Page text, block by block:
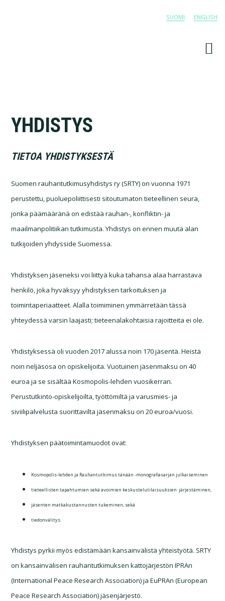
SUOMI ENGLISH
YHDISTYS
TIETOA YHDISTYKSESTÄ
Suomen rauhantutkimusyhdistys ry (SRTY) on vuonna 1971
perustettu, puoluepoliittisesti sitoutumaton tieteellinen seura,
jonka päämääränä on edistää rauhan-, konfliktin- ja
maailmanpolitiikan tutkimusta. Yhdistys on ennen muuta alan
tutkijoiden yhdysside Suomessa.
Yhdistyksen jäseneksi voi liittyä kuka tahansa alaa harrastava
henkilö, joka hyväksyy yhdistyksen tarkoituksen ja
toimintaperiaatteet. Alalla toimiminen ymmärretään tässä
yhteydessä varsin laajasti; tieteenalakohtaisia rajoitteita ei ole.
Yhdistyksessä oli vuoden 2017 alussa noin 170 jäsentä. Heistä
noin neljäsosa on opiskelijoita. Vuotuinen jäsenmaksu on 40
euroa ja se sisältää Kosmopolis-lehden vuosikerran.
Perustutkinto-opiskelijoilta, työttömiltä ja varusmies- ja
siviilipalvelusta suorittavilta jäsenmaksu on 20 euroa/vuosi.
Yhdistyksen päätoimintamuodot ovat:
Kosmopolis-lehden ja Rauhantutkimus tänään -monografiasarjan julkaiseminen
tieteellisten tapahtumien sekä avoimien keskustelutilaisuuksien järjestäminen,
jäsenten matkakustannusten tukeminen, sekä
tiedonvälitys.
Yhdistys pyrkii myös edistämään kansainvälistä yhteistyötä. SRTY
on kansainvälisen rauhantutkimuksen kattojärjestön IPRAn
(International Peace Research Association) ja EuPRAn (European
Peace Research Association) jäsenjärjestö.